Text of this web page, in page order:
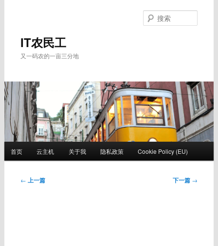
IT农民工
又一码农的一亩三分地
首页 云主机 关于我 隐私政策 Cookie Policy (EU)
文
← 上一篇 下一篇 →